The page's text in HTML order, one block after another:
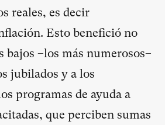
reales, es decir
Esto benefició no
bajos –los más numerosos–
jubilados y a los
programas de ayuda a
que perciben sumas